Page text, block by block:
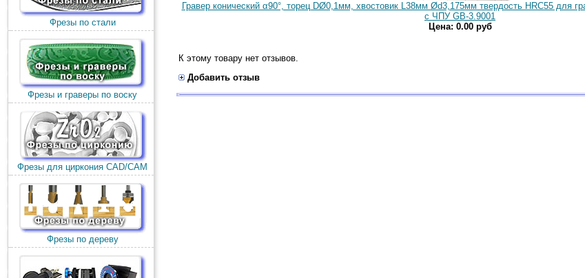
Фрезы по стали
Фрезы и граверы по воску
Фрезы для циркония CAD/CAM
Фрезы по дереву
Гравер конический α90°, торец DØ0,1мм, хвостовик L38мм Ød3,175мм твердость HRC55 для
с ЧПУ GB-3.9001
Цена: 0.00 руб
К этому товару нет отзывов.
Добавить отзыв